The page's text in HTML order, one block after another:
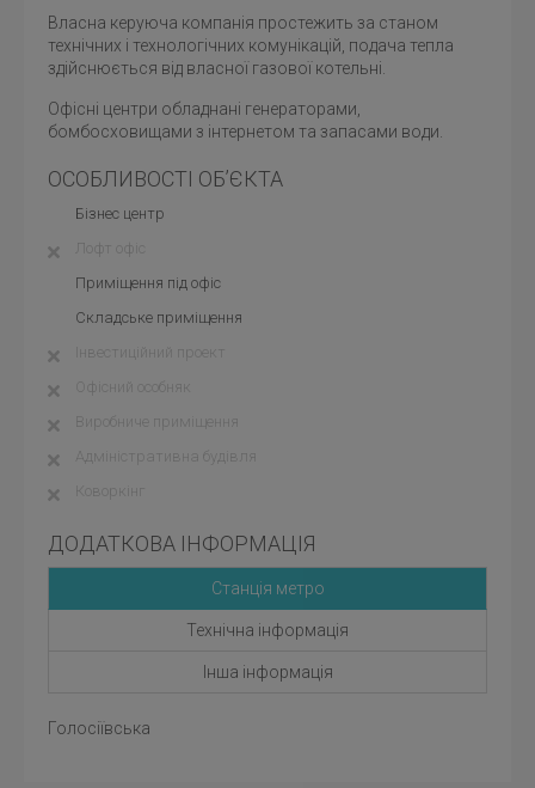
Власна керуюча компанія простежить за станом
технічних і технологічних комунікацій, подача тепла
здійснюється від власної газової котельні.
Офісні центри обладнані генераторами,
бомбосховищами з інтернетом та запасами води.
ОСОБЛИВОСТІ ОБ’ЄКТА
Бізнес центр
Лофт офіс
Приміщення під офіс
Складське приміщення
Інвестиційний проект
Офісний особняк
Виробниче приміщення
Адміністративна будівля
Коворкінг
ДОДАТКОВА ІНФОРМАЦІЯ
Станція метро
Технічна інформація
Інша інформація
Голосіївська